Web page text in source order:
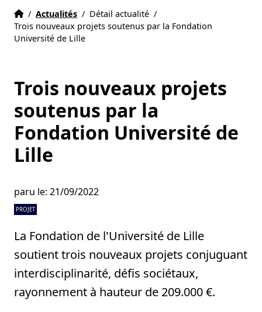
Accueil
Accueil
/ Actualités / Détail actualité /
Trois nouveaux projets soutenus par la Fondation
Université de Lille
Trois nouveaux projets
soutenus par la
Fondation Université de
Lille
paru le: 21/09/2022
PROJET
La Fondation de l'Université de Lille
soutient trois nouveaux projets conjuguant
interdisciplinarité, défis sociétaux,
rayonnement à hauteur de 209.000 €.